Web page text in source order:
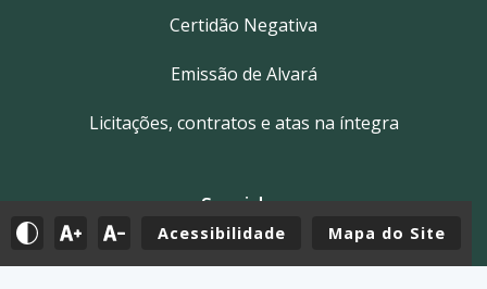
Acessibilidade Mapa do Site
Certidão Negativa
Emissão de Alvará
Licitações, contratos e atas na íntegra
Servidor